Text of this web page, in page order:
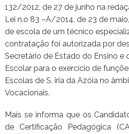
132/2012, de 27 de junho na
Lei n.o 83 –A/2014, de 23 de
de escola de um técnico
contratação foi autorizada por
Secretário de Estado do Ensino e
Escolar para o exercício de
Escolas de S. iria da Azóia no
Vocacionais.
Mais se informa que os
de Certificação Pedagógica